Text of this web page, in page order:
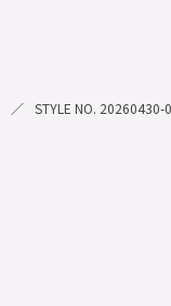
STYLE NO. 20260430-